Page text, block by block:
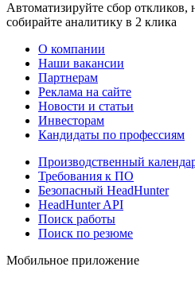
Автоматизируйте сбор откликов,
собирайте аналитику в 2 клика
О компании
Наши вакансии
Партнерам
Реклама на сайте
Новости и статьи
Инвесторам
Кандидаты по профессиям
Производственный
Требования к ПО
Безопасный HeadHunter
HeadHunter API
Поиск работы
Поиск по резюме
Мобильное приложение